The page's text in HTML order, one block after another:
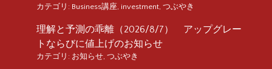
カテゴリ: Business講座 investment つぶやき
理解と予測の乖離（2026/8/7） アップグレー
トならびに値上げのお知らせ
カテゴリ: お知らせ つぶやき